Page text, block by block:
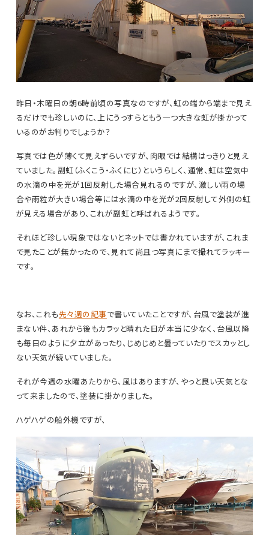
昨日・木曜日の朝6時前頃の写真なのですが、虹の端から端まで見え
るだけでも珍しいのに、上にうっすらともう一つ大きな虹が掛かって
いるのがお判りでしょうか？
写真では色が薄くて見えずらいですが、肉眼では結構はっきりと見え
ていました。副虹（ふくこう・ふくにじ）というらしく、通常、虹は空気中
の水滴の中を光が1回反射した場合見れるのですが、激しい雨の場
合や雨粒が大きい場合等には水滴の中を光が2回反射して外側の虹
が見える場合があり、これが副虹と呼ばれるようです。
それほど珍しい現象ではないとネットでは書かれていますが、これま
で見たことが無かったので、見れて尚且つ写真にまで撮れてラッキー
です。
なお、これも先々週の記事で書いていたことですが、台風で塗装が進
まない件、あれから後もカラッと晴れた日が本当に少なく、台風以降
も毎日のように夕立があったり、じめじめと曇っていたりでスカッとし
ない天気が続いていました。
それが今週の水曜あたりから、風はありますが、やっと良い天気とな
って来ましたので、塗装に掛かりました。
ハゲハゲの船外機ですが、